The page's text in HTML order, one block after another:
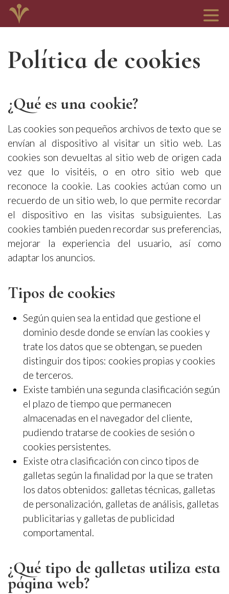
Política de cookies
¿Qué es una cookie?
Las cookies son pequeños archivos de texto que se
envían al dispositivo al visitar un sitio web. Las
cookies son devueltas al sitio web de origen cada
vez que lo visitéis, o en otro sitio web que
reconoce la cookie. Las cookies actúan como un
recuerdo de un sitio web, lo que permite recordar
el dispositivo en las visitas subsiguientes. Las
cookies también pueden recordar sus preferencias,
mejorar la experiencia del usuario, así como
adaptar los anuncios.
Tipos de cookies
Según quien sea la entidad que gestione el
dominio desde donde se envían las cookies y
trate los datos que se obtengan, se pueden
distinguir dos tipos: cookies propias y cookies
de terceros.
Existe también una segunda clasificación según
el plazo de tiempo que permanecen
almacenadas en el navegador del cliente,
pudiendo tratarse de cookies de sesión o
cookies persistentes.
Existe otra clasificación con cinco tipos de
galletas según la finalidad por la que se traten
los datos obtenidos: galletas técnicas, galletas
de personalización, galletas de análisis, galletas
publicitarias y galletas de publicidad
comportamental.
¿Qué tipo de galletas utiliza esta
página web?